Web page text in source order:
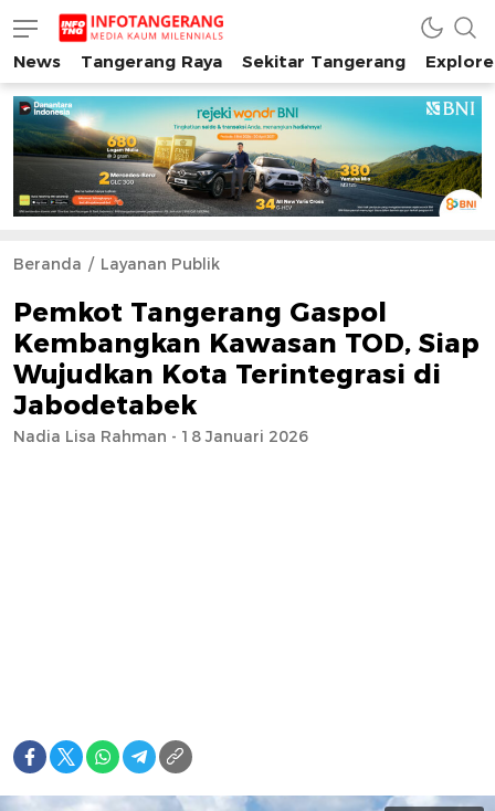
INFO TANGERANG
Media Kaum Millenials Tangerang Raya
News Tangerang Raya Sekitar Tangerang
Beranda Layanan Publik
Pemkot Tangerang Gaspol
Kembangkan Kawasan TOD, Siap
Wujudkan Kota Terintegrasi di
Jabodetabek
Nadia Lisa Rahman - 18 Januari 2026